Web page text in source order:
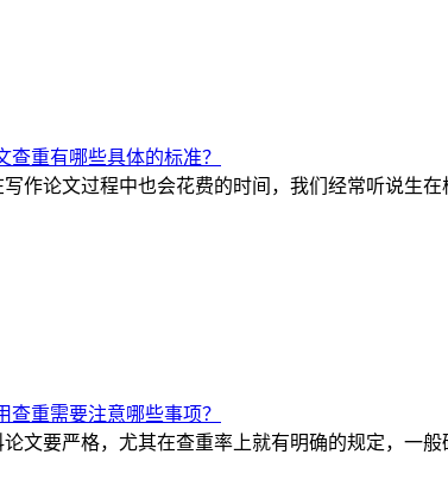
查重有哪些具体的标准？
作论文过程中也会花费的时间，我们经常听说生
查重需要注意哪些事项？
文要严格，尤其在查重率上就有明确的规定，一